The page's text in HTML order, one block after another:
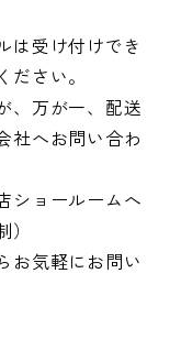
は受け付けでき
さい。
、万が一、配送
社へお問い合わ
ショールームへ
お気軽にお問い